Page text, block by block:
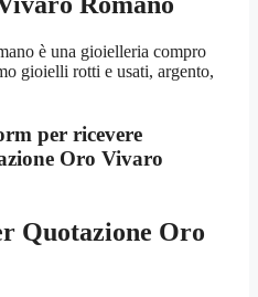
è una gioielleria compro
gioielli rotti e usati, argento,
per ricevere
Oro Vivaro
Quotazione Oro